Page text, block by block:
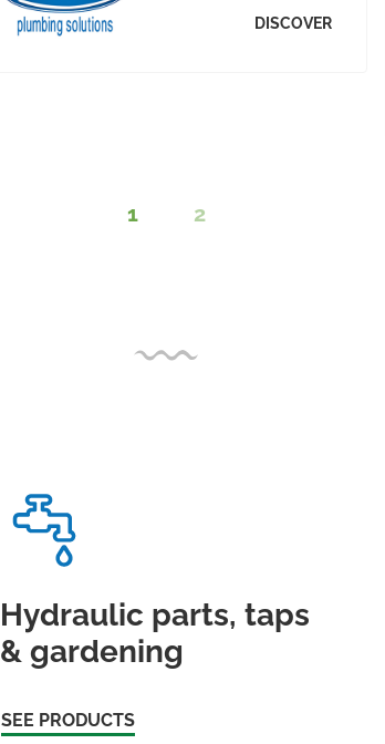
DISCOVER
1 2
Hydraulic parts, taps
& gardening
SEE PRODUCTS